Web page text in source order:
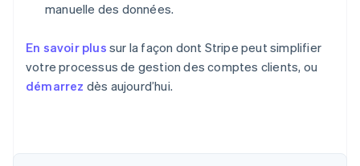
manuelle des données.
En savoir plus sur la façon dont Stripe peut simplifier
votre processus de gestion des comptes clients, ou
démarrez dès aujourd’hui.